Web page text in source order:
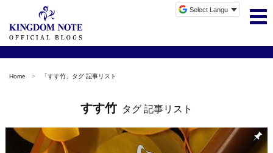
Home 「すす竹 」タグ 記事リスト
すす竹 タグ 記事リスト